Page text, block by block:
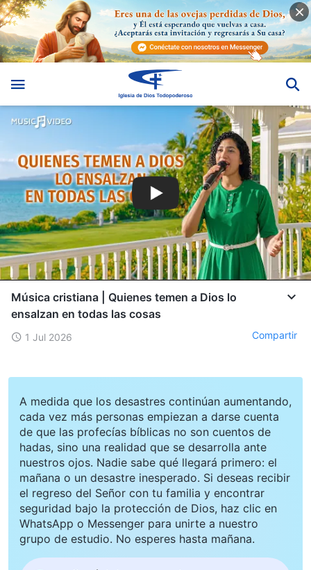
Música cristiana | Quienes temen a Dios lo
ensalzan en todas las cosas
1 Jul 2026 Compartir
A medida que los desastres continúan aumentando,
cada vez más personas empiezan a darse cuenta
de que las profecías bíblicas no son cuentos de
hadas, sino una realidad que se desarrolla ante
nuestros ojos. Nadie sabe qué llegará primero: el
mañana o un desastre inesperado. Si deseas recibir
el regreso del Señor con tu familia y encontrar
seguridad bajo la protección de Dios, haz clic en
WhatsApp o Messenger para unirte a nuestro
grupo de estudio. No esperes hasta mañana.